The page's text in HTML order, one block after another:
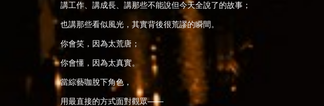
講工作、講成長、講那些不能說但今天全說了的故事；
也講那些看似風光，其實背後很荒謬的瞬間。
你會笑，因為太荒唐；
你會懂，因為太真實。
當綜藝咖脫下角色，
用最直接的方式面對觀眾——